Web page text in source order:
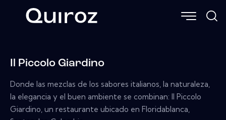
Il Piccolo Giardino
Donde las mezclas de los sabores italianos, la naturaleza,
la elegancia y el buen ambiente se combinan: Il Piccolo
Giardino, un restaurante ubicado en Floridablanca,